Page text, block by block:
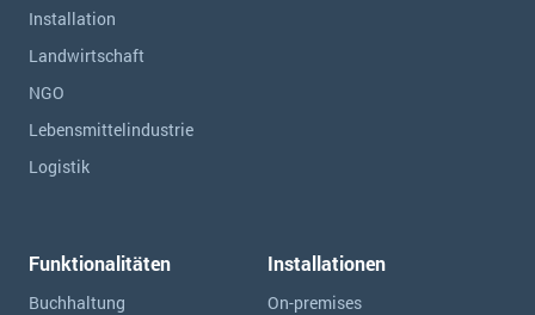
Installation
Landwirtschaft
NGO
Lebensmittelindustrie
Logistik
Funktionalitäten
Buchhaltung
Installationen
On-premises